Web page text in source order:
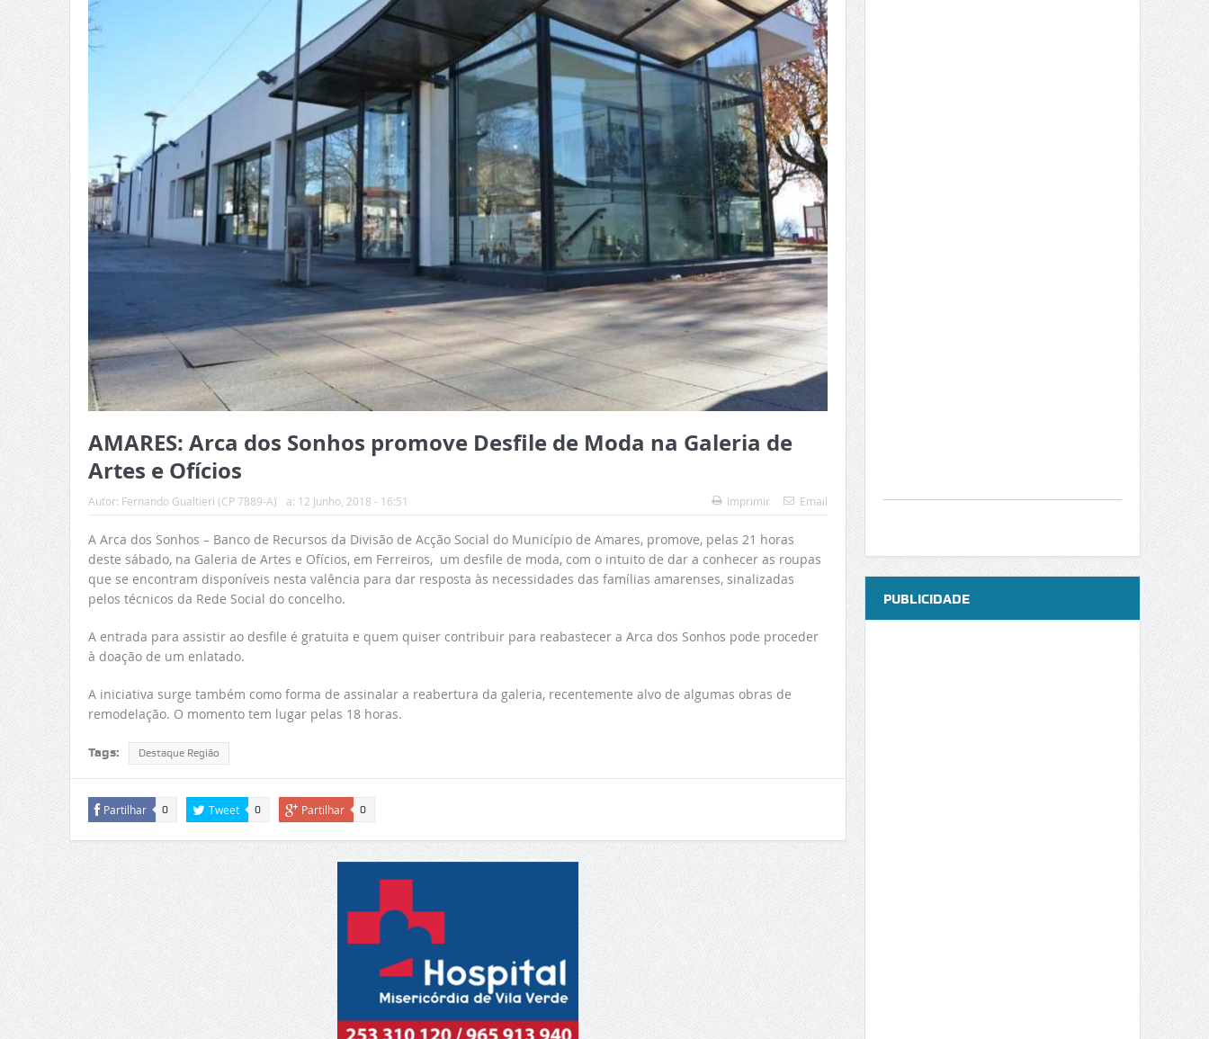
AMARES: Arca dos Sonhos promove Desfile de Moda na Galeria de
Artes e Ofícios
Autor: Fernando Gualtieri (CP 7889-A) a: 12 Junho, 2018 - 16:51 Imprimir Email
A Arca dos Sonhos – Banco de Recursos da Divisão de Acção Social do Município de Amares, promove, pelas 21 horas
deste sábado, na Galeria de Artes e Ofícios, em Ferreiros, um desfile de moda, com o intuito de dar a conhecer as roupas
que se encontram disponíveis nesta valência para dar resposta às necessidades das famílias amarenses, sinalizadas
pelos técnicos da Rede Social do concelho.
A entrada para assistir ao desfile é gratuita e quem quiser contribuir para reabastecer a Arca dos Sonhos pode proceder
à doação de um enlatado.
A iniciativa surge também como forma de assinalar a reabertura da galeria, recentemente alvo de algumas obras de
remodelação. O momento tem lugar pelas 18 horas.
Tags: Destaque Região
Partilhar 0 Tweet 0 Partilhar 0
PUBLICIDADE